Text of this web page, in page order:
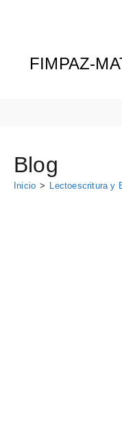
FIMPAZ-
Blog
Inicio > Lectoescritura y